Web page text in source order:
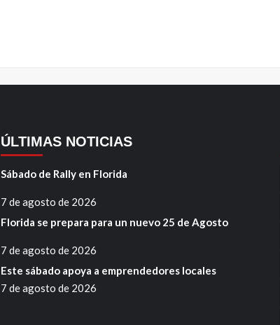
ÚLTIMAS NOTICIAS
Sábado de Rally en Florida
7 de agosto de 2026
Florida se prepara para un nuevo 25 de Agosto
7 de agosto de 2026
Este sábado apoya a emprendedores locales
7 de agosto de 2026